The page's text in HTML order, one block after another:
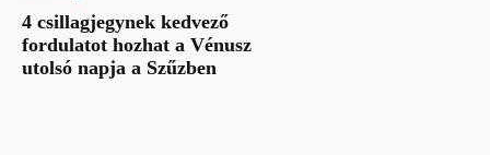
4 csillagjegynek kedvező
fordulatot hozhat a Vénusz
utolsó napja a Szűzben